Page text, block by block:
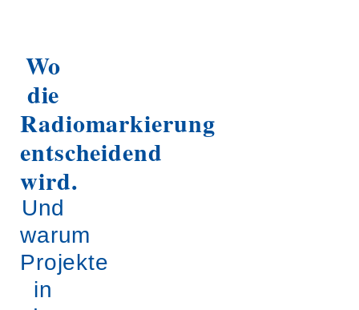
Wo
die
Radiomarkierung
entscheidend
wird.
Und
warum
Projekte
in